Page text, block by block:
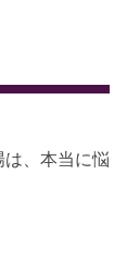
、本当に悩